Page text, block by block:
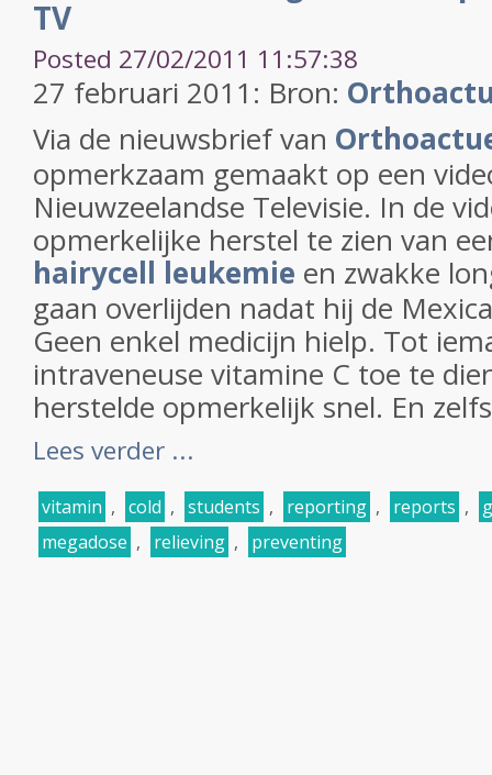
TV
Posted 27/02/2011 11:57:38
27 februari 2011: Bron:
Via de nieuwsbrief van
opmerkzaam gemaakt op een
Nieuwzeelandse Televisie. In de
opmerkelijke herstel te zien van
hairycell leukemie en zwakke
gaan overlijden nadat hij de
Geen enkel medicijn hielp. Tot
intraveneuse vitamine C toe te
herstelde opmerkelijk snel. En
Lees verder ...
vitamin , cold , students , reporting , reports ,
megadose , relieving , preventing